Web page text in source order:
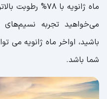
ماه ژانویه با
می‌خواهید تجربه
باشید، اواخر ماه ژانویه می
شما باشد.